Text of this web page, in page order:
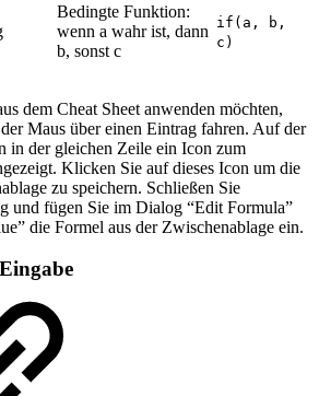
Bedingte Funktion:
wenn a wahr ist, dann
b, sonst c
if(a, b,
c)
dem Cheat Sheet anwenden möchten,
Maus über einen Eintrag fahren. Auf der
in der gleichen Zeile ein Icon zum
Klicken Sie auf dieses Icon um die
zu speichern. Schließen Sie
und fügen Sie im Dialog “Edit Formula”
die Formel aus der Zwischenablage ein.